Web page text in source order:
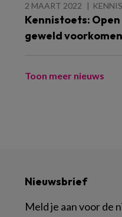
2 MAART 2022
Kennistoets:
geweld voorkomen
Toon meer nieuws
Nieuwsbrief
Meld je aan voor de